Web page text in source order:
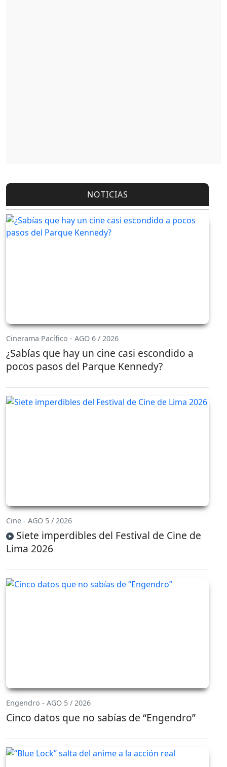
NOTICIAS
Cinerama Pacífico - AGO 6 / 2026
¿Sabías que hay un cine casi escondido a
pocos pasos del Parque Kennedy?
Cine - AGO 5 / 2026
Siete imperdibles del Festival de Cine de
Lima 2026
Engendro - AGO 5 / 2026
Cinco datos que no sabías de “Engendro”